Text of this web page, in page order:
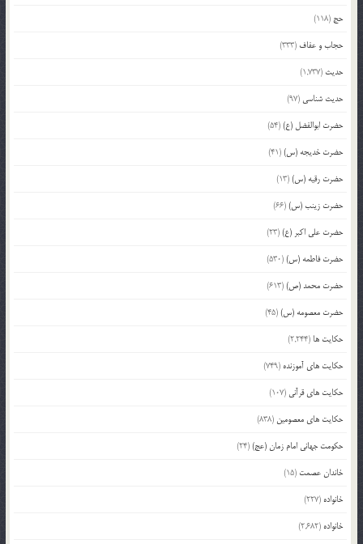
حج (118)
حجاب و عفاف (333)
حدیث (1,737)
حدیث شناسی (97)
حضرت ابوالفضل (ع)(54)
حضرت خدیجه (س)(41)
حضرت رقیه (س)(13)
حضرت زینب (س)(66)
حضرت علی اکبر (ع)(23)
حضرت فاطمه (س)(530)
حضرت محمد (ص)(613)
حضرت معصومه (س)(45)
حکایت ها (2,244)
حکایت های آموزنده (749)
حکایت های قرآنی (107)
حکایت های معصومین (838)
حکومت جهانی امام زمان (عج)(24)
خاندان عصمت (15)
خانواده (227)
خانواده (2,682)